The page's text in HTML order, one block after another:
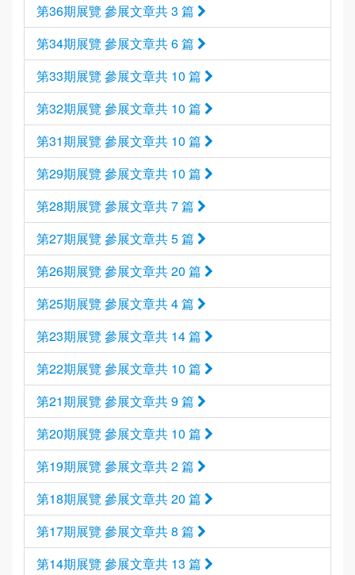
第36期展覽 參展文章共 3 篇
第34期展覽 參展文章共 6 篇
第33期展覽 參展文章共 10 篇
第32期展覽 參展文章共 10 篇
第31期展覽 參展文章共 10 篇
第29期展覽 參展文章共 10 篇
第28期展覽 參展文章共 7 篇
第27期展覽 參展文章共 5 篇
第26期展覽 參展文章共 20 篇
第25期展覽 參展文章共 4 篇
第23期展覽 參展文章共 14 篇
第22期展覽 參展文章共 10 篇
第21期展覽 參展文章共 9 篇
第20期展覽 參展文章共 10 篇
第19期展覽 參展文章共 2 篇
第18期展覽 參展文章共 20 篇
第17期展覽 參展文章共 8 篇
第14期展覽 參展文章共 13 篇